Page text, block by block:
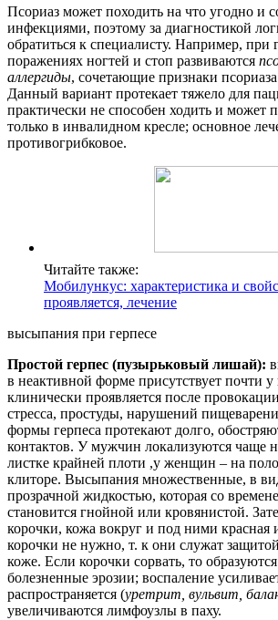
Псориаз может походить на что угодно и
инфекциями, поэтому за диагностикой
обратиться к специалисту. Например, при
поражениях ногтей и стоп развиваются
аллергиды, сочетающие признаки
Данный вариант протекает тяжело для
практически не способен ходить и может
только в инвалидном кресле; основное
противогрибковое.
Читайте также:
Мобилункус: характеристика и
проявляется, лечение
высыпания при герпесе
Простой герпес (пузырьковый лишай):
в неактивной форме присутствует почти у
клинически проявляется после
стресса, простуды, нарушений
формы герпеса протекают долго,
контактов. У мужчин локализуются чаще
листке крайней плоти ,у женщин – на
клиторе. Высыпания множественные, в
прозрачной жидкостью, которая со
становится гнойной или кровянистой.
корочки, кожа вокруг и под ними красная
корочки не нужно, т. к они служат
коже. Если корочки сорвать, то
болезненные эрозии; воспаление
распространяется (уретрит, вульвит,
увеличиваются лимфоузлы в паху.